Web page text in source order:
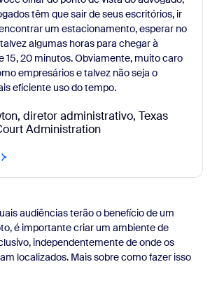
têm que sair de seus escritórios, ir
um estacionamento, esperar no
algumas horas para chegar à
15, 20 minutos. Obviamente, muito caro
empresários e talvez não seja o
eficiente uso do tempo.
diretor administrativo, Texas
Administration
audiências terão o benefício de um
é importante criar um ambiente de
independentemente de onde os
localizados. Mais sobre como fazer isso